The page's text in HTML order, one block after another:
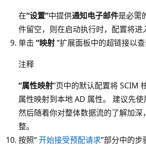
在“设置”中提供通知电子邮件是必需
件留空，则在启动执行时，配置将进
单击 “映射”扩展面板中的超链接以查
注释
“属性映射”页中的默认配置将 SCIM
属性映射到本地 AD 属性。 建议先使
然后随着你对整体数据流的了解加深
整。
按照“开始接受预配请求”部分中的步